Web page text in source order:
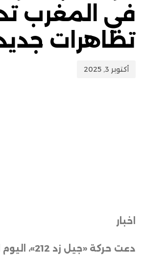
في المغرب
تظاهرات
أكتوبر 3, 2025
اخبار
دعت حركة «جيل